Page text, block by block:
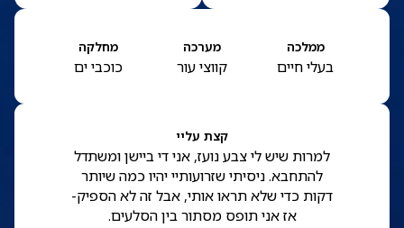
ממלכה
בעלי חיים
מערכה
קווצי עור
מחלקה
כוכבי ים
קצת עליי
למרות שיש לי צבע נועז, אני די ביישן ומשתדל
להתחבא. ניסיתי שזרועותיי יהיו כמה שיותר
דקות כדי שלא תראו אותי, אבל זה לא הספיק-
אז אני תופס מסתור בין הסלעים.